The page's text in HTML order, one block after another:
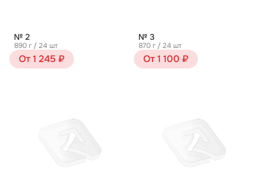
№ 2
890 г / 24 шт
От 1 245 ₽
№ 3
870 г / 24 шт
От 1 100 ₽